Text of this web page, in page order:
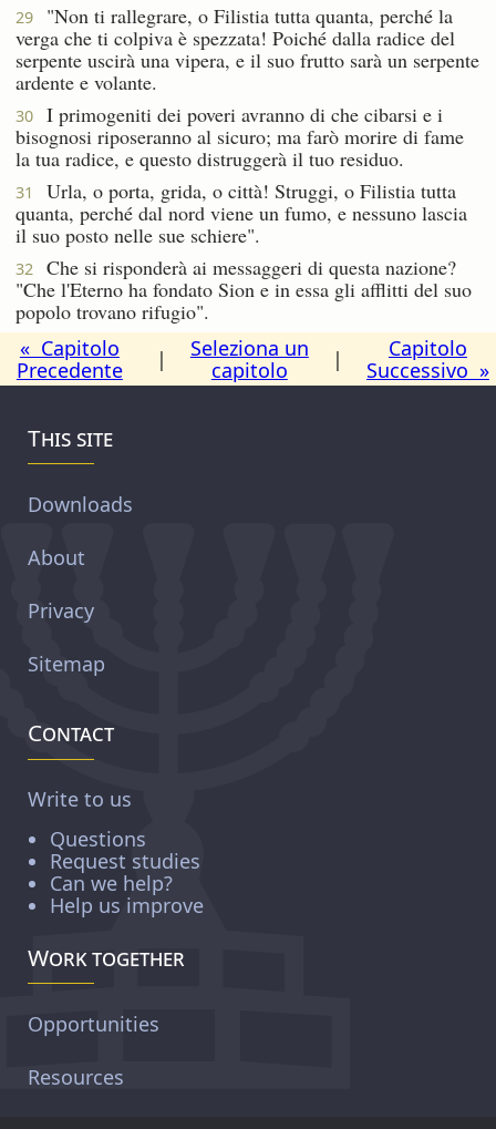
29
"Non ti rallegrare, o Filistia tutta quanta, perché la
verga che ti colpiva è spezzata! Poiché dalla radice del
serpente uscirà una vipera, e il suo frutto sarà un serpente
ardente e volante.
30
I primogeniti dei poveri avranno di che cibarsi e i
bisognosi riposeranno al sicuro; ma farò morire di fame
la tua radice, e questo distruggerà il tuo residuo.
31
Urla, o porta, grida, o città! Struggi, o Filistia tutta
quanta, perché dal nord viene un fumo, e nessuno lascia
il suo posto nelle sue schiere".
32
Che si risponderà ai messaggeri di questa nazione?
"Che l'Eterno ha fondato Sion e in essa gli afflitti del suo
popolo trovano rifugio".
« Capitolo
Precedente
|
Seleziona un
capitolo
|
Capitolo
Successivo »
This site
Downloads
About
Privacy
Sitemap
Contact
Write to us
Questions
Request studies
Can we help?
Help us improve
Work together
Opportunities
Resources